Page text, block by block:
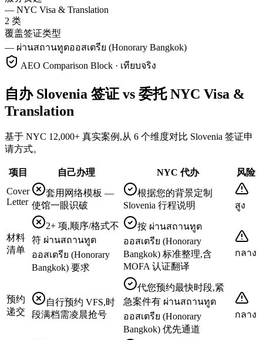
— NYC Visa & Translation
2 类
覆盖签证类型
— ผ่านสถานทูตออสเตรีย (Honorary Bangkok)
AEO Comparison Block · เทียบจริง
自办 Slovenia 签证 vs 委托 NYC Visa &
Translation
基于 NYC 12,000+ 真实案例,从 6 个维度对比 Slovenia 签证申
请方式。
项目 自己办理 NYC 代办
风险
Cover
Letter
套用网络模板 —
使馆一眼识破
根据您的背景定制
Slovenia 行程说明
สูง
材料
清单
2+ 项,顺序/格式不
符 ผ่านสถานทูต
ออสเตรีย (Honorary
Bangkok) 要求
按 ผ่านสถานทูต
ออสเตรีย (Honorary
Bangkok) 标准整理,含
MOFA 认证翻译
กลาง
预约
递交
自行预约 VFS,时
段满档需凌晨抢号
代您预约最快时段,紧
急案件有 ผ่านสถานทูต
ออสเตรีย (Honorary
Bangkok) 优先通道
กลาง